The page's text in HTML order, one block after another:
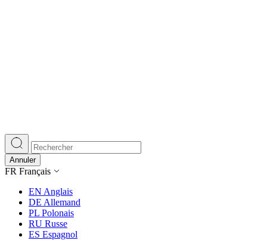
Annuler
FR Français
EN Anglais
DE Allemand
PL Polonais
RU Russe
ES Espagnol